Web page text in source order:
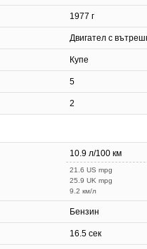
1977 г
Двигател с
Купе
5
2
10.9 л/100 км
21.6 US mpg
25.9 UK mpg
9.2 км/л
Бензин
16.5 сек